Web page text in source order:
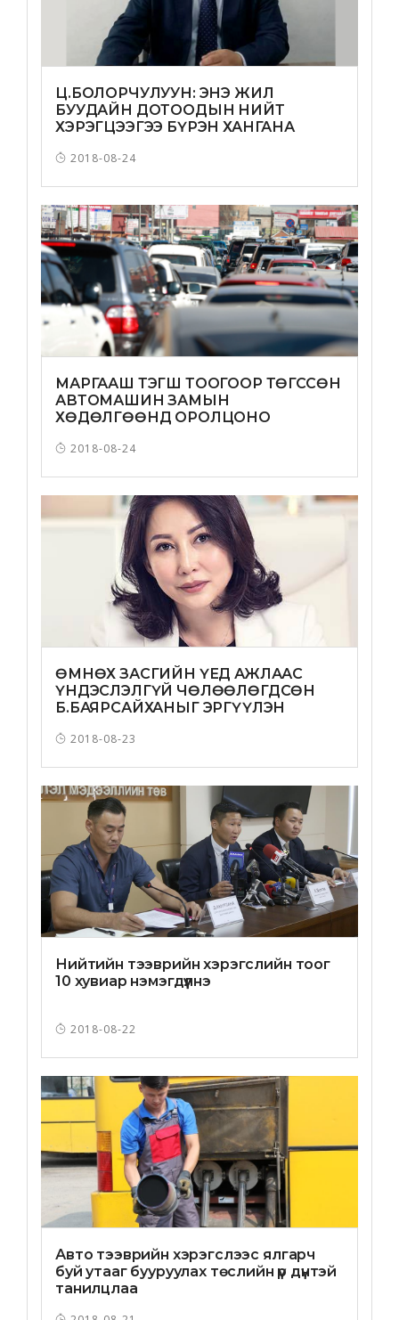
Ц.БОЛОРЧУЛУУН: ЭНЭ ЖИЛ
БУУДАЙН ДОТООДЫН НИЙТ
ХЭРЭГЦЭЭГЭЭ БҮРЭН ХАНГАНА
2018-08-24
МАРГААШ ТЭГШ ТООГООР ТӨГССӨН
АВТОМАШИН ЗАМЫН
ХӨДӨЛГӨӨНД ОРОЛЦОНО
2018-08-24
ӨМНӨХ ЗАСГИЙН ҮЕД АЖЛААС
ҮНДЭСЛЭЛГҮЙ ЧӨЛӨӨЛӨГДСӨН
Б.БАЯРСАЙХАНЫГ ЭРГҮҮЛЭН
2018-08-23
Нийтийн тээврийн хэрэгслийн тоог
10 хувиар нэмэгдүүлнэ
2018-08-22
Авто тээврийн хэрэгслээс ялгарч
буй утааг бууруулах төслийн үр дүнтэй
танилцлаа